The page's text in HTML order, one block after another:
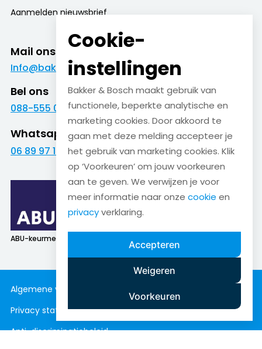
Aanmelden nieuwsbrief
Mail ons
Info@bakkerenbosch.nl
Bel ons
088-555 09 09
Whatsapp
06 89 97 16 01
ABU-keurmerk
Algemene voorwaarden
Disclaimer
Privacy statement
Anti-discriminatiebeleid
Cookie-
instellingen
Bakker & Bosch maakt gebruik van
functionele, beperkte analytische en
marketing cookies. Door akkoord te
gaan met deze melding accepteer je
het gebruik van marketing cookies. Klik
op ‘Voorkeuren’ om jouw voorkeuren
aan te geven. We verwijzen je voor
meer informatie naar onze cookie en
privacyverklaring.
Accepteren
Weigeren
Voorkeuren